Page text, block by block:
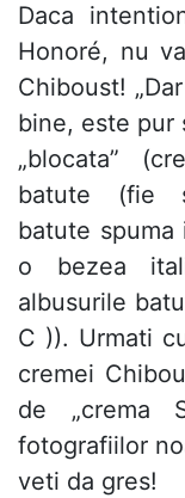
Daca
Honoré, nu
Chiboust!
bine, este pur
„blocata”
batute (fie
batute
o bezea
albusurile
C )). Urmati
cremei
de „crema
fotografiilor
veti da gres!